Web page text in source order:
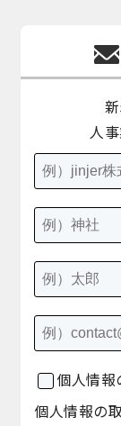
人
個人情報
個人情報の